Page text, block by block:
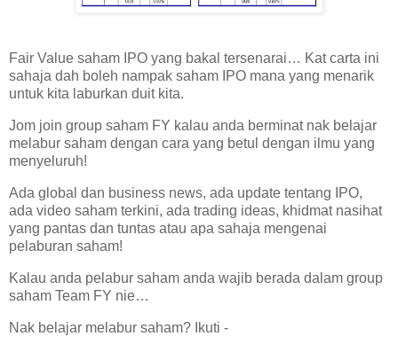
Fair Value saham IPO yang bakal tersenarai… Kat carta ini
sahaja dah boleh nampak saham IPO mana yang menarik
untuk kita laburkan duit kita.
Jom join group saham FY kalau anda berminat nak belajar
melabur saham dengan cara yang betul dengan ilmu yang
menyeluruh!
Ada global dan business news, ada update tentang IPO,
ada video saham terkini, ada trading ideas, khidmat nasihat
yang pantas dan tuntas atau apa sahaja mengenai
pelaburan saham!
Kalau anda pelabur saham anda wajib berada dalam group
saham Team FY nie…
Nak belajar melabur saham? Ikuti -